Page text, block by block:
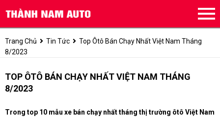
Trang Chủ Tin Tức
Top Ôtô Bán Chạy Nhất Việt Nam Tháng
8/2023
TOP ÔTÔ BÁN CHẠY NHẤT VIỆT NAM THÁNG
8/2023
Trong top 10 mẫu xe bán chạy nhất tháng thị trường ôtô Việt Nam